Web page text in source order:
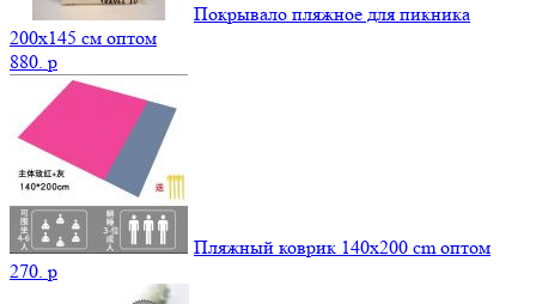
Покрывало пляжное для пикника
200х145 см оптом
880. p
Пляжный коврик 140х200 cm оптом
270. p